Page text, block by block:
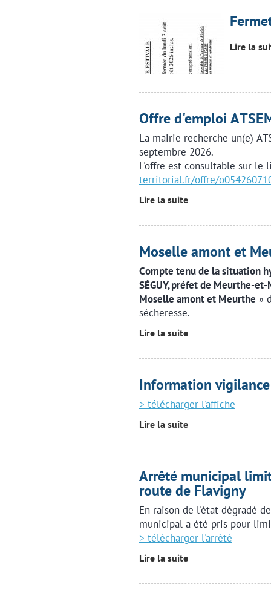
Lire la
Offre d'emploi
La mairie recherche un(e)
septembre 2026.
L'offre est consultable sur le
territorial.fr/offre/
Lire la suite
Moselle amont et
Compte tenu de la situation
SÉGUY, préfet de Meurthe-
Moselle amont et Meurthe »
sécheresse.
Lire la suite
Information vigilance
> télécharger l'affiche
Lire la suite
Arrêté municipal
route de Flavigny
En raison de l'état dégradé
municipal a été pris pour
> télécharger l'arrêté
Lire la suite